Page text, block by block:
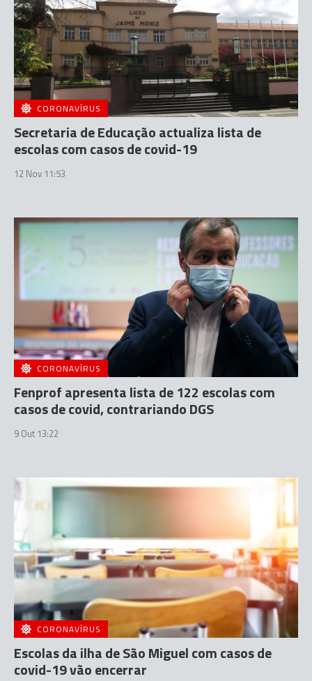
CORONAVÍRUS
Secretaria de Educação actualiza lista de
escolas com casos de covid-19
12 Nov 11:53
CORONAVÍRUS
Fenprof apresenta lista de 122 escolas com
casos de covid, contrariando DGS
9 Out 13:22
CORONAVÍRUS
Escolas da ilha de São Miguel com casos de
covid-19 vão encerrar